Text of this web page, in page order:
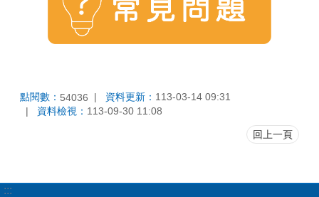
點閱數： 54036 資料更新： 113-03-14 09:31
資料檢視： 113-09-30 11:08
回上一頁
:::